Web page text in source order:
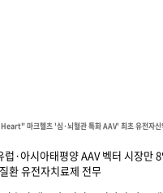
마크헬츠 '심·뇌혈관 특화 AAV' 최초 유전자신
럽·아시아태평양 AAV 벡터 시장만
환 유전자치료제 전무